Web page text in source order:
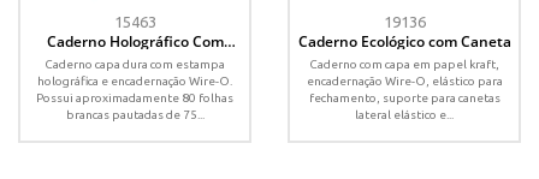
15463
Caderno Holográfico Com
Pauta
Caderno capa dura com estampa
holográfica e encadernação Wire-O.
Possui aproximadamente 80 folhas
brancas pautadas de 75...
19136
Caderno Ecológico com Caneta
Caderno com capa em papel kraft,
encadernação Wire-O, elástico para
fechamento, suporte para canetas
lateral elástico e...